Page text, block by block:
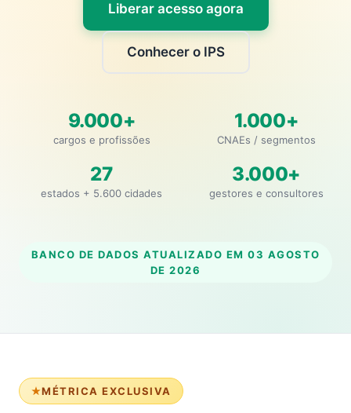
Liberar acesso agora
Conhecer o IPS
9.000+
cargos e profissões
1.000+
CNAEs / segmentos
27
estados + 5.600 cidades
3.000+
gestores e consultores
BANCO DE DADOS ATUALIZADO EM 03 AGOSTO
DE 2026
MÉTRICA EXCLUSIVA